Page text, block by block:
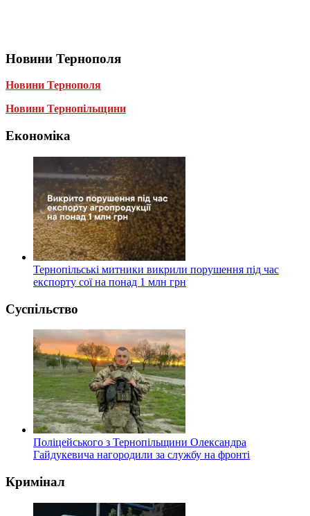
Новини Тернополя
Новини Тернополя
Новини Тернопільщини
Економіка
Тернопільські митники викрили порушення під час
експорту сої на понад 1 млн грн
Суспільство
Поліцейського з Тернопільщини Олександра
Гайдукевича нагородили за службу на фронті
Кримінал